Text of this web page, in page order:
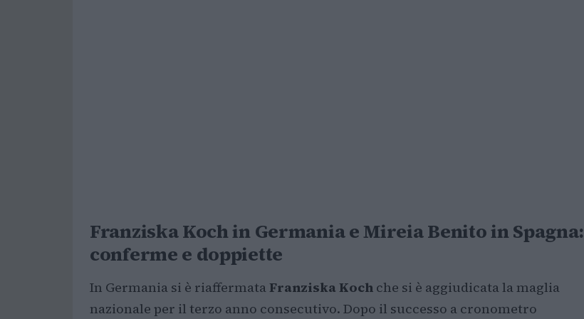
Franziska Koch in Germania e Mireia Benito in Spagna:
conferme e doppiette
In Germania si è riaffermataFranziska Koch che si è aggiudicata la maglia
nazionale per il terzo anno consecutivo. Dopo il successo a cronometro